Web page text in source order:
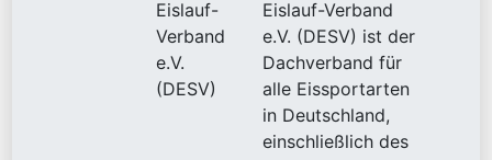
Eislauf-
Verband
e.V.
(DESV)
Eislauf-Verband
e.V. (DESV) ist der
Dachverband für
alle Eissportarten
in Deutschland,
einschließlich des